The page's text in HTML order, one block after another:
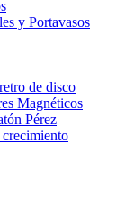
y Portavasos
de disco
Magnéticos
Pérez
crecimiento